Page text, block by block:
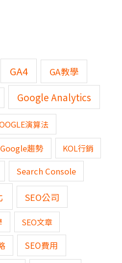
GA4 GA教學
Google Analytics
演算法
Google趨勢
KOL行銷
Search Console
SEO公司
SEO文章
SEO費用